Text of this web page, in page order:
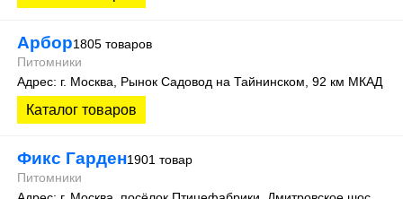
Арбор1805 товаров
Питомники
Адрес: г. Москва, Рынок Садовод на Тайнинском, 92 км МКАД
Каталог товаров
Фикс Гарден1901 товар
Питомники